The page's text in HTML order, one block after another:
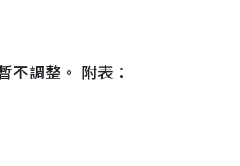
不調整。 附表：